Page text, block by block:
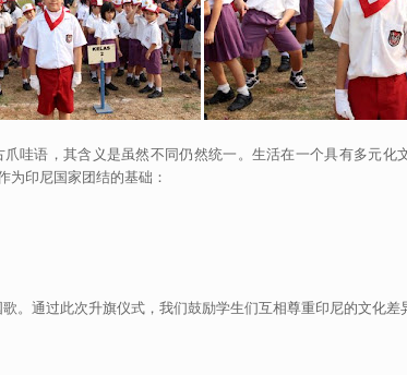
哇语，其含义是虽然不同仍然统一。生活在一个具有多元化
为印尼国家团结的基础：
。通过此次升旗仪式，我们鼓励学生们互相尊重印尼的文化差